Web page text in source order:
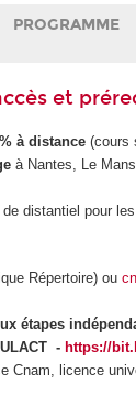
PROGRAMME
et
à distance (cours
à Nantes, Le
distantiel pour
Répertoire) ou
étapes
- https://
Cnam, licence